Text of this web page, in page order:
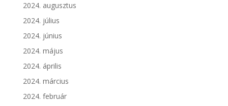
2024. augusztus
2024. július
2024. június
2024. május
2024. április
2024. március
2024. február